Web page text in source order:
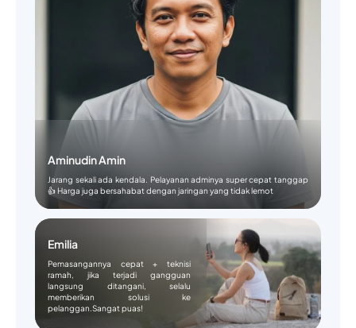
Aminudin Amin
Jarang sekali ada kendala. Pelayanan adminya super cepat tanggap
👍 Harga juga bersahabat dengan jaringan yang tidak lemot
Emilia
Pemasangannya cepat + teknisi
ramah, jika terjadi gangguan
langsung ditangani, selalu
memberikan solusi ke
pelanggan.Sangat puas!